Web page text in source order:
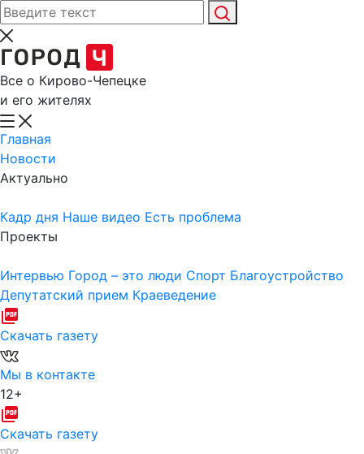
Все о Кирово-Чепецке
и его жителях
Главная
Новости
Актуально
Кадр дня Наше видео Есть проблема
Проекты
Интервью Город – это люди Спорт Благоустройство
Депутатский прием Краеведение
Скачать газету
Мы в контакте
12+
Скачать газету